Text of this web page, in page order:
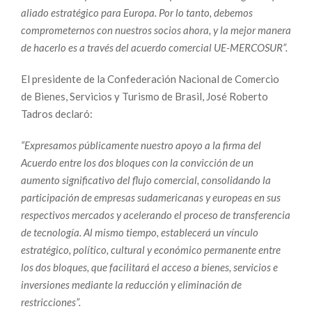
aliado estratégico para Europa. Por lo tanto, debemos
comprometernos con nuestros socios ahora, y la mejor manera
de hacerlo es a través del acuerdo comercial UE-MERCOSUR”.
El presidente de la Confederación Nacional de Comercio
de Bienes, Servicios y Turismo de Brasil, José Roberto
Tadros declaró:
“Expresamos públicamente nuestro apoyo a la firma del
Acuerdo entre los dos bloques con la convicción de un
aumento significativo del flujo comercial, consolidando la
participación de empresas sudamericanas y europeas en sus
respectivos mercados y acelerando el proceso de transferencia
de tecnología. Al mismo tiempo, establecerá un vínculo
estratégico, político, cultural y económico permanente entre
los dos bloques, que facilitará el acceso a bienes, servicios e
inversiones mediante la reducción y eliminación de
restricciones”.